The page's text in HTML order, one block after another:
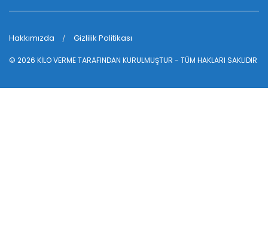
Hakkımızda Gizlilik Politikası
© 2026 KİLO VERMETARAFINDAN KURULMUŞTUR - TÜM HAKLARI SAKLIDIR